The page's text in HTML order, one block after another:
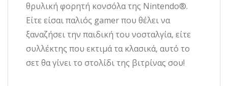
θρυλική φορητή κονσόλα της Nintendo®.
Είτε είσαι παλιός gamer που θέλει να
ξαναζήσει την παιδική του νοσταλγία, είτε
συλλέκτης που εκτιμά τα κλασικά, αυτό το
σετ θα γίνει το στολίδι της βιτρίνας σου!